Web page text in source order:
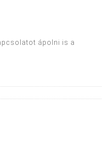
ápolni is a